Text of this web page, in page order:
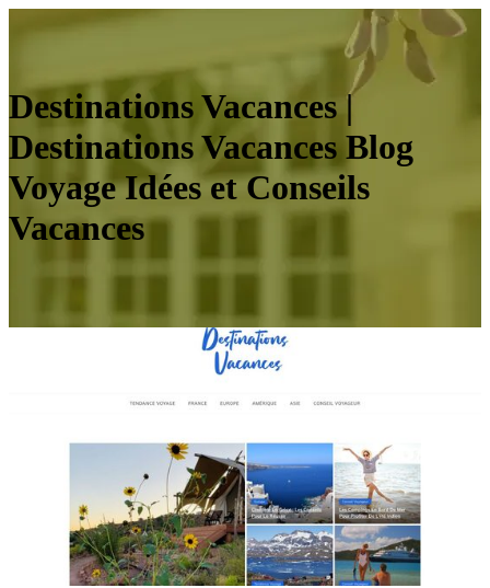
Destinations Vacances |
Destina­tions Vacances Blog
Voyage Idées et Conseils
Vacances